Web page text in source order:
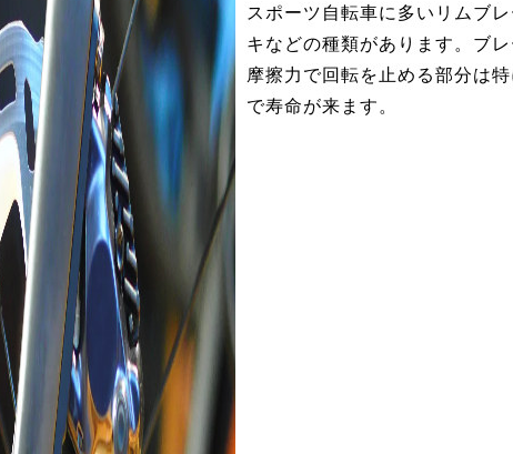
スポーツ自転車に多いリムブ
キなどの種類があります。ブ
摩擦力で回転を止める部分は
で寿命が来ます。